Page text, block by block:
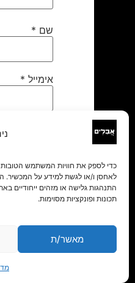
לאחסן ו/או לגשת למידע על המכשיר.
התנהגות גלישה או מזהים ייחודיים
תכונות ופונקציות מסוימות.
מאשר/ת
שם *
אימייל *